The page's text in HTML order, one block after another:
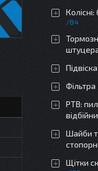
84
Фільтра
РТВ:
Шайби
стопорні
Щітки